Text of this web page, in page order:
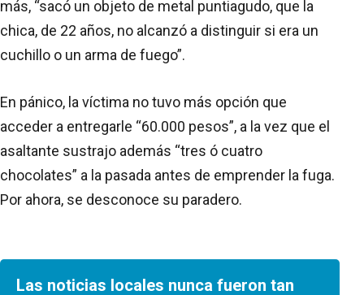
más, “sacó un objeto de metal puntiagudo, que la
chica, de 22 años, no alcanzó a distinguir si era un
cuchillo o un arma de fuego”.
En pánico, la víctima no tuvo más opción que
acceder a entregarle “60.000 pesos”, a la vez que el
asaltante sustrajo además “tres ó cuatro
chocolates” a la pasada antes de emprender la fuga.
Por ahora, se desconoce su paradero.
Las noticias locales nunca fueron tan